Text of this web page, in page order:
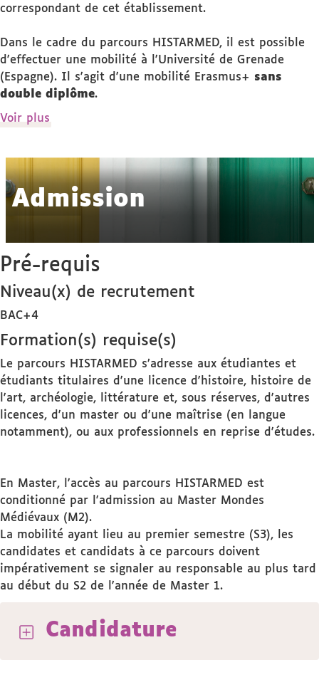
correspondant de cet établissement.
Dans le cadre du parcours HISTARMED, il est possible
d'effectuer une mobilité à l'Université de Grenade
(Espagne). Il s'agit d'une mobilité Erasmus+ sans
double diplôme.
Voir plus
Admission
Pré-requis
Niveau(x) de recrutement
BAC+4
Formation(s) requise(s)
Le parcours HISTARMED s’adresse aux étudiantes et
étudiants titulaires d'une licence d'histoire, histoire de
l'art, archéologie, littérature et, sous réserves, d'autres
licences, d'un master ou d'une maîtrise (en langue
notamment), ou aux professionnels en reprise d'études.
En Master, l'accès au parcours HISTARMED est
conditionné par l'admission au Master Mondes
Médiévaux (M2).
La mobilité ayant lieu au premier semestre (S3), les
candidates et candidats à ce parcours doivent
impérativement se signaler au responsable au plus tard
au début du S2 de l'année de Master 1.
Candidature